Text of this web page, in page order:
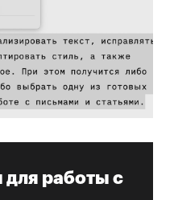
работы с